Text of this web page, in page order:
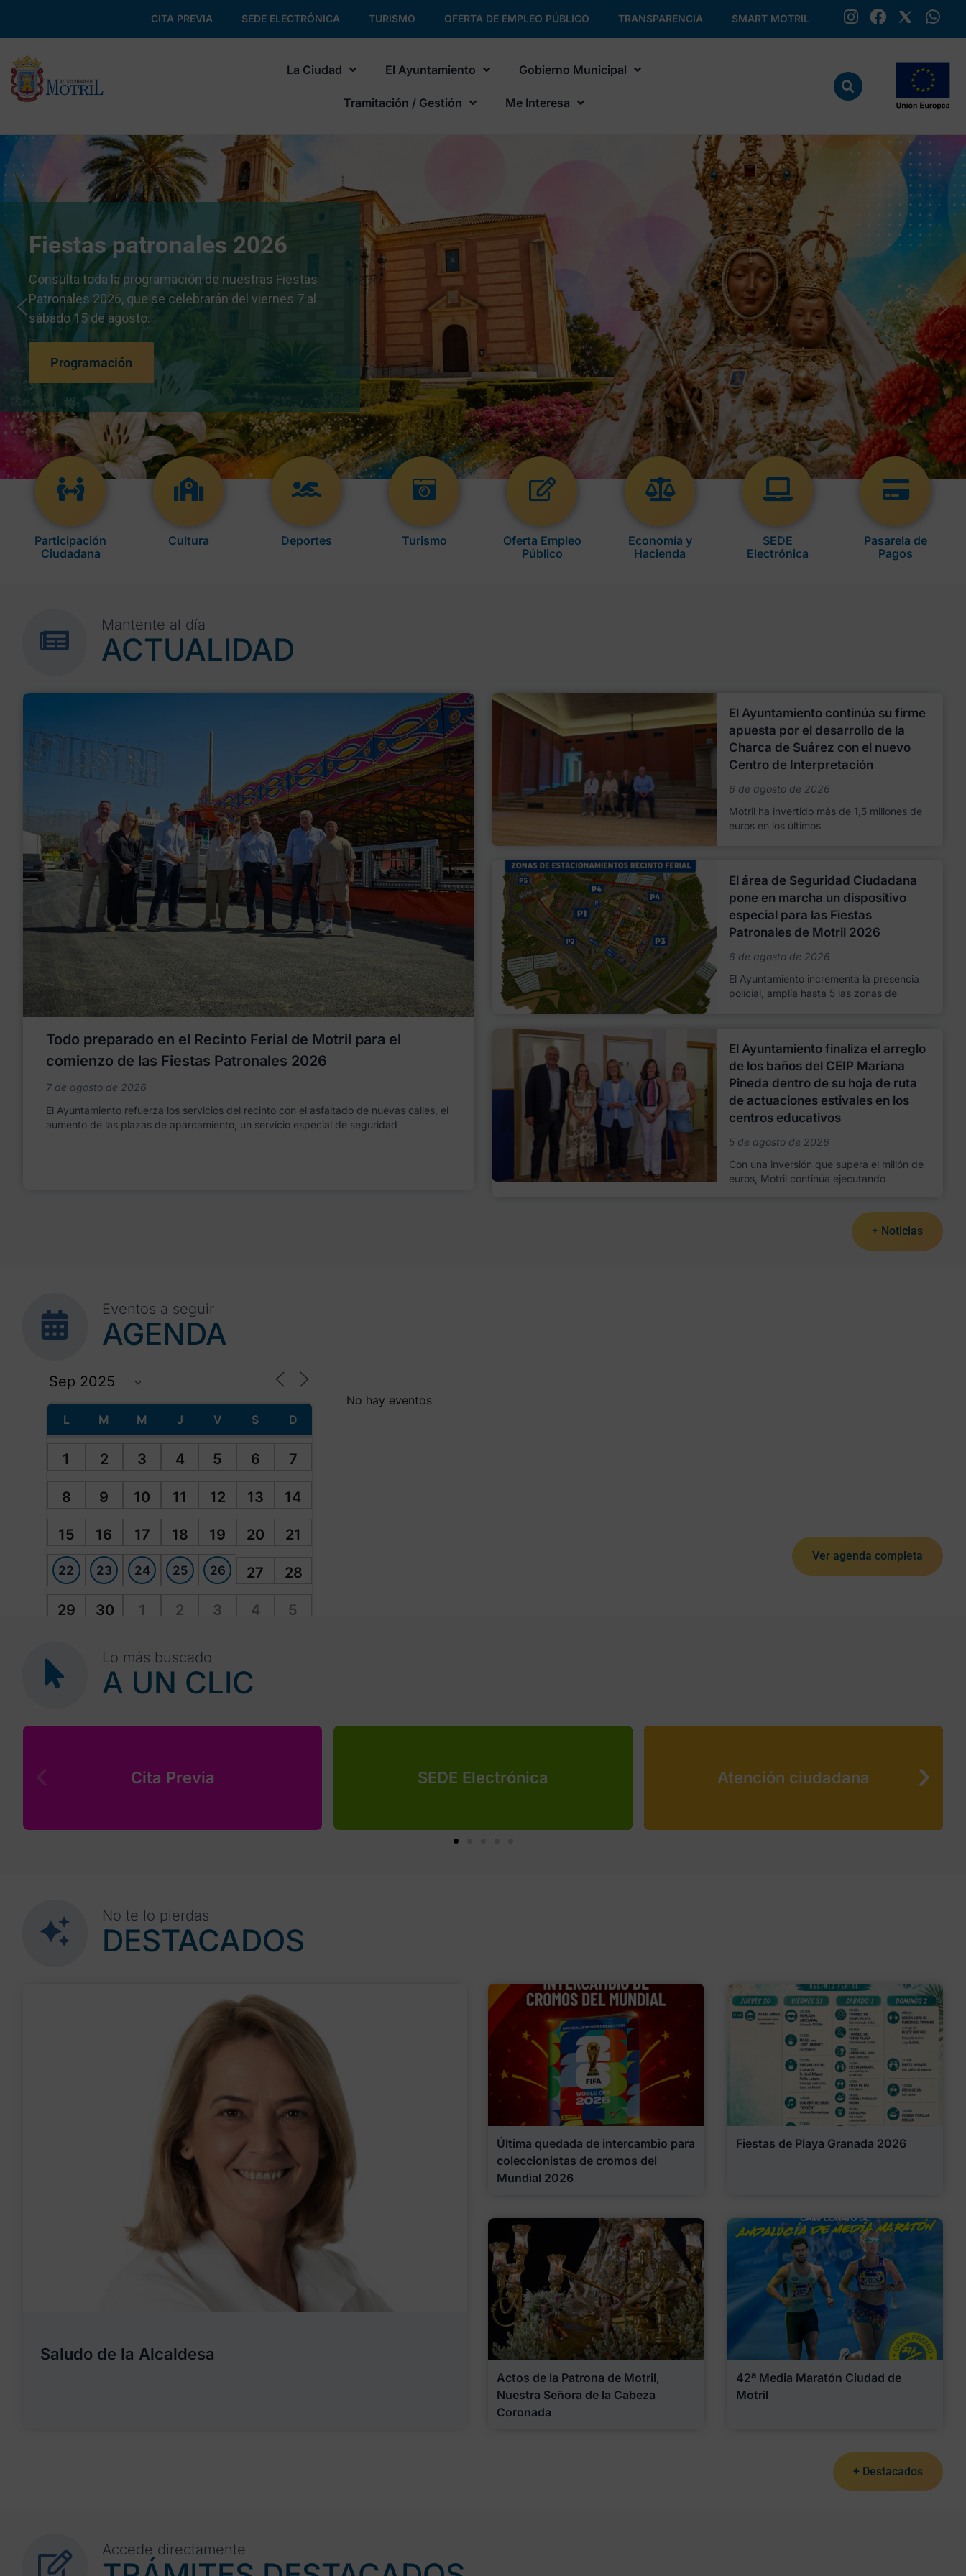
CITA PREVIA SEDE ELECTRÓNICA TURISMO OFERTA DE EMPLEO PÚBLICO TRANSPARENCIA SMART MOTRIL
La Ciudad El Ayuntamiento Gobierno Municipal
Tramitación / Gestión Me Interesa
Fiestas patronales 2026
Consulta toda la programación de nuestras Fiestas
Patronales 2026, que se celebrarán del viernes 7 al
sábado 15 de agosto.
Programación
Participación
Ciudadana
Cultura Deportes Turismo
Oferta Empleo
Público
Economía y
Hacienda
SEDE
Electrónica
Pasarela de
Pagos
Mantente al día
ACTUALIDAD
Todo preparado en el Recinto Ferial de Motril para el
comienzo de las Fiestas Patronales 2026
7 de agosto de 2026
El Ayuntamiento refuerza los servicios del recinto con el asfaltado de nuevas calles, el
aumento de las plazas de aparcamiento, un servicio especial de seguridad
El Ayuntamiento continúa su firme
apuesta por el desarrollo de la
Charca de Suárez con el nuevo
Centro de Interpretación
6 de agosto de 2026
Motril ha invertido más de 1,5 millones de
euros en los últimos
El área de Seguridad Ciudadana
pone en marcha un dispositivo
especial para las Fiestas
Patronales de Motril 2026
6 de agosto de 2026
El Ayuntamiento incrementa la presencia
policial, amplía hasta 5 las zonas de
El Ayuntamiento finaliza el arreglo
de los baños del CEIP Mariana
Pineda dentro de su hoja de ruta
de actuaciones estivales en los
centros educativos
5 de agosto de 2026
Con una inversión que supera el millón de
euros, Motril continúa ejecutando
+ Noticias
Eventos a seguir
AGENDA
L M M J V S D
1 2 3 4 5 6 7
8 9 10 11 12 13 14
15 16 17 18 19 20 21
22 23 24 25 26 27 28
29 30 1 2 3 4 5
No hay eventos
Ver agenda completa
Lo más buscado
A UN CLIC
Cita Previa SEDE Electrónica Atención ciudadana
No te lo pierdas
DESTACADOS
Saludo de la Alcaldesa
Última quedada de intercambio para
coleccionistas de cromos del
Mundial 2026
Fiestas de Playa Granada 2026
Actos de la Patrona de Motril,
Nuestra Señora de la Cabeza
Coronada
42ª Media Maratón Ciudad de
Motril
+ Destacados
Accede directamente